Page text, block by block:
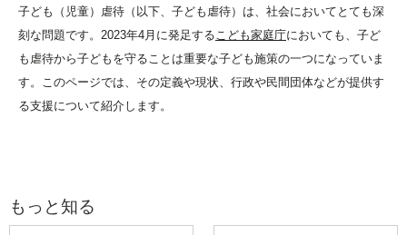
子ども（児童）虐待（以下、子ども虐待）は、社会においてとても深
刻な問題です。2023年4月に発足するこども家庭庁においても、子ど
も虐待から子どもを守ることは重要な子ども施策の一つになっていま
す。このページでは、その定義や現状、行政や民間団体などが提供す
る支援について紹介します。
もっと知る